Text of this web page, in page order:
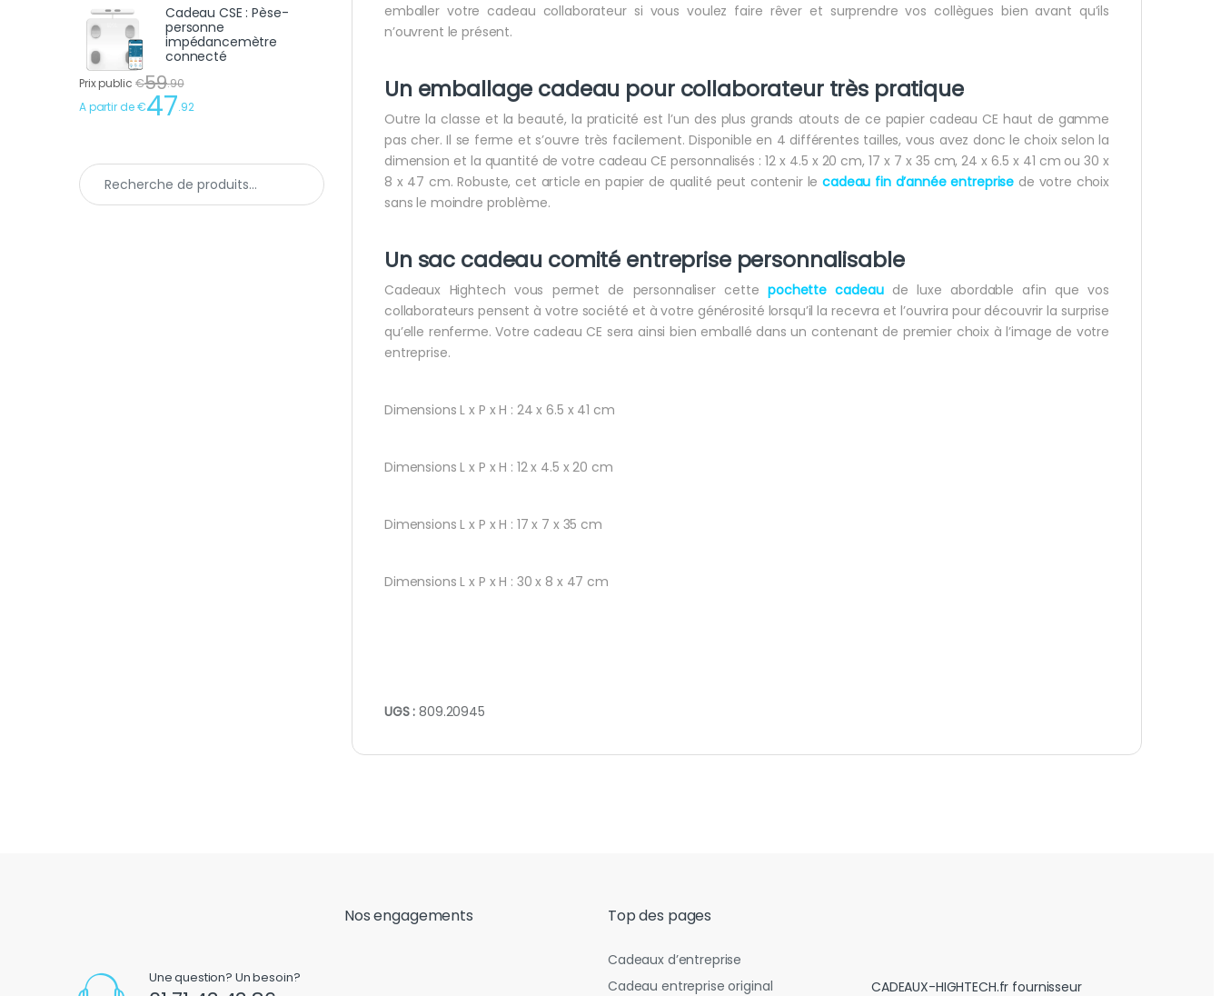
emballer votre cadeau collaborateur si vous voulez faire rêver et surprendre vos collègues bien avant qu’ils
n’ouvrent le présent.
Un emballage cadeau pour collaborateurtrès pratique
Outre la classe et la beauté, la praticité est l’un des plus grands atouts de ce papier cadeau CE haut de gamme
pas cher. Il se ferme et s’ouvre très facilement. Disponible en 4 différentes tailles, vous avez donc le choix selon la
dimension et la quantité de votre cadeau CE personnalisés : 12 x 4.5 x 20 cm, 17 x 7 x 35 cm, 24 x 6.5 x 41 cm ou 30 x
8 x 47 cm. Robuste, cet article en papier de qualité peut contenir lecadeau fin d’année entreprise de votre choix
sans le moindre problème.
Un sac cadeau comité entreprisepersonnalisable
Cadeaux Hightech vous permet de personnaliser cettepochette cadeaude luxe abordable afin que vos
collaborateurs pensent à votre société et à votre générosité lorsqu’il la recevra et l’ouvrira pour découvrir la surprise
qu’elle renferme. Votre cadeau CE sera ainsi bien emballé dans un contenant de premier choix à l’image de votre
entreprise.
Dimensions L x P x H : 24 x 6.5 x 41 cm
Dimensions L x P x H : 12 x 4.5 x 20 cm
Dimensions L x P x H : 17 x 7 x 35 cm
Dimensions L x P x H : 30 x 8 x 47 cm
UGS :809.20945
Cadeau CSE : Pèse-
personne
impédancemètre
connecté
Prix public €59.90
A partir de €47.92
Recherche pour :
Une question? Un besoin?
Nos engagements Top des pages
Cadeaux d’entreprise
Cadeau entreprise original
CADEAUX-HIGHTECH.fr fournisseur